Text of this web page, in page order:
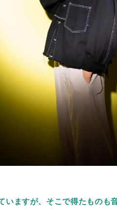
ますが、そこで得たものも